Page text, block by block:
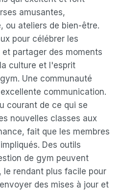
amusantes,
ou ateliers de bien-être.
pour célébrer les
partager des moments
culture et l'esprit
Une communauté
communication.
courant de ce qui se
nouvelles classes aux
fait que les membres
Des outils
de gym peuvent
le rendant plus facile pour
des mises à jour et